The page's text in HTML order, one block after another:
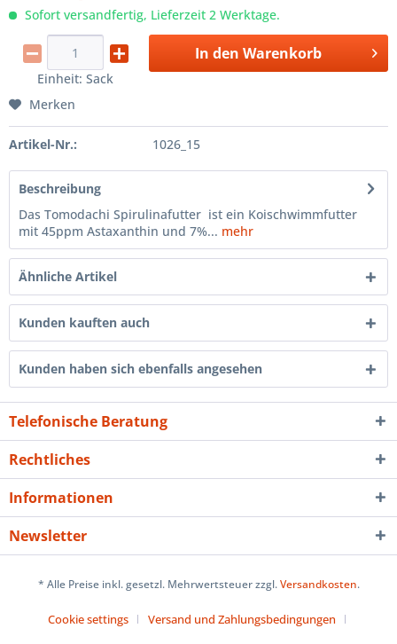
Sofort versandfertig, Lieferzeit 2 Werktage.
Einheit: Sack
In den Warenkorb
Merken
Artikel-Nr.: 1026_15
Beschreibung
Das Tomodachi Spirulinafutter ist ein Koischwimmfutter
mit 45ppm Astaxanthin und 7%... mehr
Ähnliche Artikel
Kunden kauften auch
Kunden haben sich ebenfalls angesehen
Telefonische Beratung
Rechtliches
Informationen
Newsletter
* Alle Preise inkl. gesetzl. Mehrwertsteuer zzgl.Versandkosten.
Cookie settings
Versand und Zahlungsbedingungen